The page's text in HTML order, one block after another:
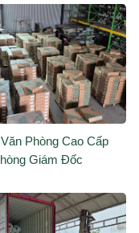
Phòng Cao Cấp
Giám Đốc